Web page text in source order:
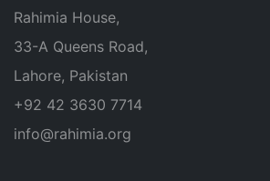
Rahimia House,
33-A Queens Road,
Lahore, Pakistan
+92 42 3630 7714
info@rahimia.org